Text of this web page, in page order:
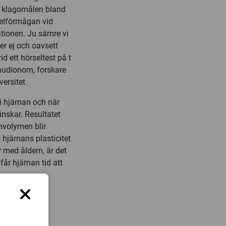
bland
vid
Ju sämre vi
ej och oavsett
ett hörseltest på t
forskare
hjärnan och när
Resultatet
blir
hjärnans plasticitet
åldern, är det
hjärnan tid att